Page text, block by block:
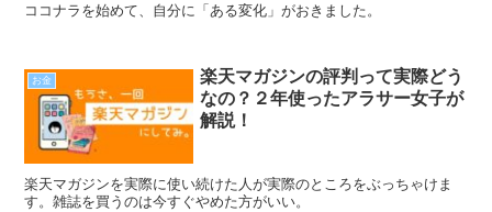
ココナラを始めて、自分に「ある変化」がおきました。
お金
楽天マガジンの評判って実際どう
なの？２年使ったアラサー女子が
解説！
楽天マガジンを実際に使い続けた人が実際のところをぶっちゃけま
す。雑誌を買うのは今すぐやめた方がいい。